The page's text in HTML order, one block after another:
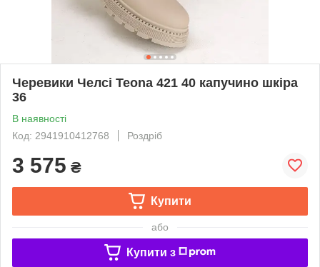
Черевики Челсі Teona 421 40 капучино шкіра
36
В наявності
Код: 2941910412768
Роздріб
3 575 ₴
Купити
або
Купити з